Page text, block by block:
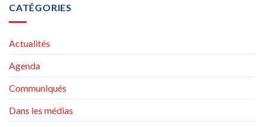
CATÉGORIES
Actualités
Agenda
Communiqués
Dans les médias